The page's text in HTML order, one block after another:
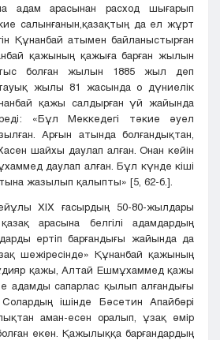
адам арасынан расход шығарып
салынғанын,қазақтың да ел жұрт
Құнанбай атымен байланыстырған
қажының қажыға барған жылын
болған жылын 1885 жыл деп
жылы 81 жасында о дүниелік
қажы салдырған үй жайында
«Бұл Меккедегі тәкие әуел
Арғын атында болғандықтан,
шайхы даулап алған. Онан кейін
даулап алған. Бұл күнде кіші
жазылып қалыпты» [5, 62-б.].
ХIX ғасырдың 50-80-жылдары
арасына белгілі адамдардың
ертіп барғандығы жайында да
шежіресінде» Құнанбай қажының
қажы, Алтай Ешмұхаммед қажы
адамды сапарлас қылып алғандығы
ішінде Бәсетин Апайбөрі
аман-есен оралып, ұзақ өмір
екен. Қажылыққа барғандардың